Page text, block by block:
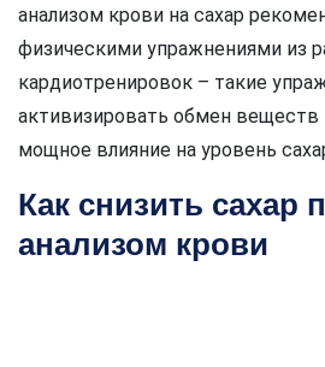
анализом крови на сахар
физическими упражнениями из
кардиотренировок – такие
активизировать обмен
мощное влияние на уровень
Как снизить сахар
анализом крови